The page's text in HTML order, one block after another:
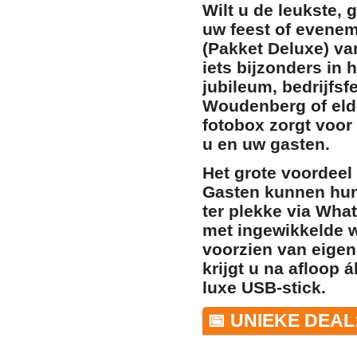
Wilt u de leukste,
uw feest of
(Pakket Deluxe)
iets bijzonders in
jubileum,
Woudenberg of
fotobox zorgt voor
u en uw gasten.
Het grote
Gasten kunnen
ter plekke via
met ingewikkelde
voorzien van
krijgt u na afloop
luxe USB-stick.
📅 UNIEKE